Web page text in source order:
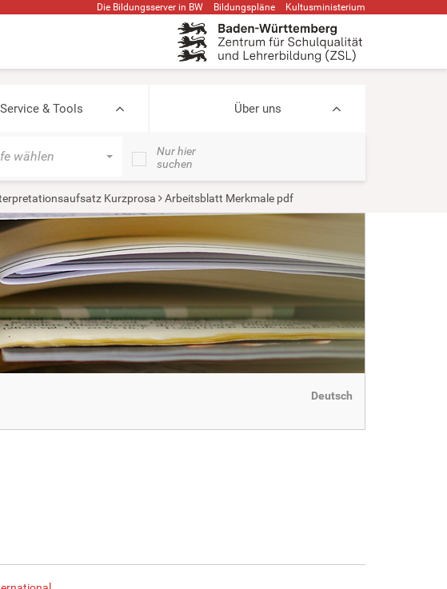
Die Bildungsserver in BW Bildungspläne Kultusministerium
Service & Tools Über uns
wählen
Nur hier
suchen
Kurzprosa Arbeitsblatt Merkmale pdf
Deutsch